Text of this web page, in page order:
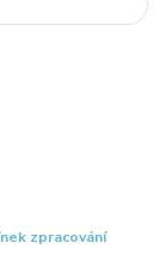
zpracování